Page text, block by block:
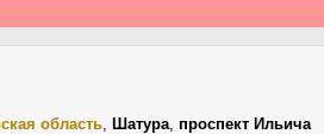
область, Шатура, проспект Ильича